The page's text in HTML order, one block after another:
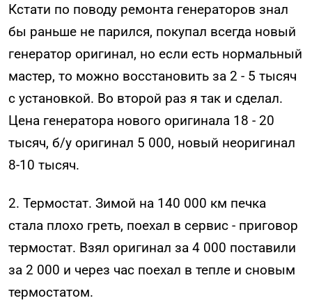
Кстати по поводу ремонта генераторов знал
бы раньше не парился, покупал всегда новый
генератор оригинал, но если есть нормальный
мастер, то можно восстановить за 2 - 5 тысяч
с установкой. Во второй раз я так и сделал.
Цена генератора нового оригинала 18 - 20
тысяч, б/у оригинал 5 000, новый неоригинал
8-10 тысяч.
2. Термостат. Зимой на 140 000 км печка
стала плохо греть, поехал в сервис - приговор
термостат. Взял оригинал за 4 000 поставили
за 2 000 и через час поехал в тепле и сновым
термостатом.